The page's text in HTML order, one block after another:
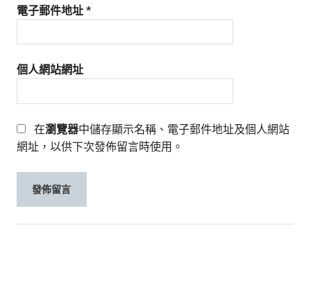
電子郵件地址 *
個人網站網址
在瀏覽器中儲存顯示名稱、電子郵件地址及個人網站
網址，以供下次發佈留言時使用。